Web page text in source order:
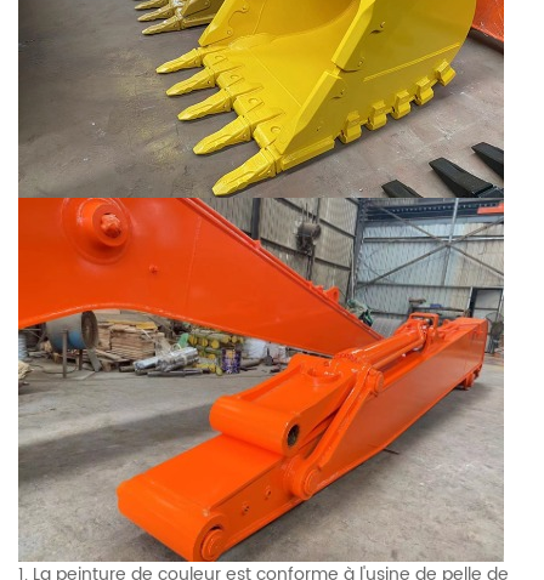
1. La peinture de couleur est conforme à l'usine de pelle de